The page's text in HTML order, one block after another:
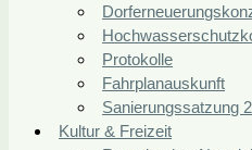
Protokolle
Fahrplanauskunft
Sanierungssatzung
Kultur & Freizeit